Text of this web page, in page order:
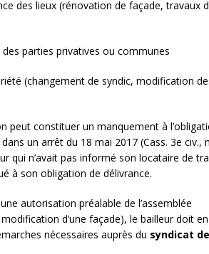
des lieux (rénovation de façade, travaux
des parties privatives ou communes
(changement de syndic, modification
peut constituer un manquement à
un arrêt du 18 mai 2017 (Cass. 3e civ.,
qui n’avait pas informé son locataire de
à son obligation de délivrance.
autorisation préalable de l’assemblée
d’une façade), le bailleur doit en
nécessaires auprès du syndicat